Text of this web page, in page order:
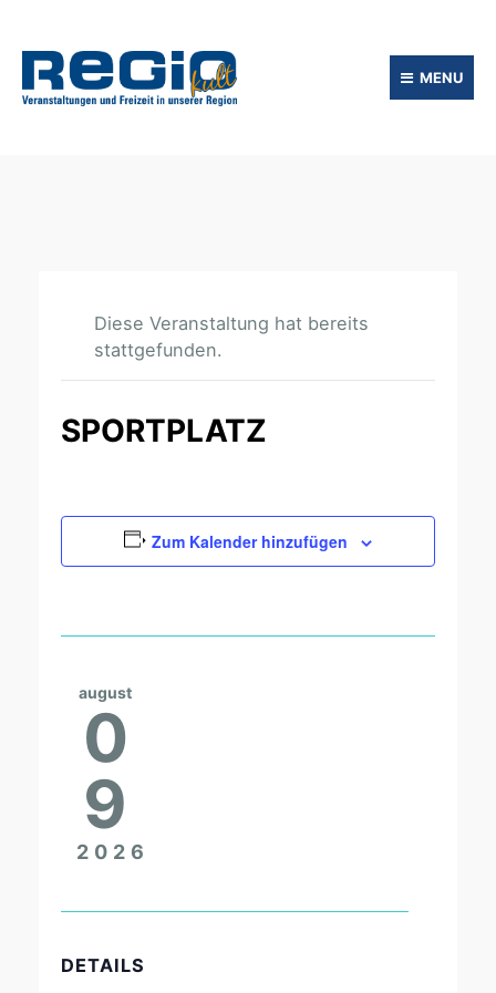
MENU
Diese Veranstaltung hat bereits
stattgefunden.
SPORTPLATZ
Zum Kalender hinzufügen
august
0
9
2026
DETAILS